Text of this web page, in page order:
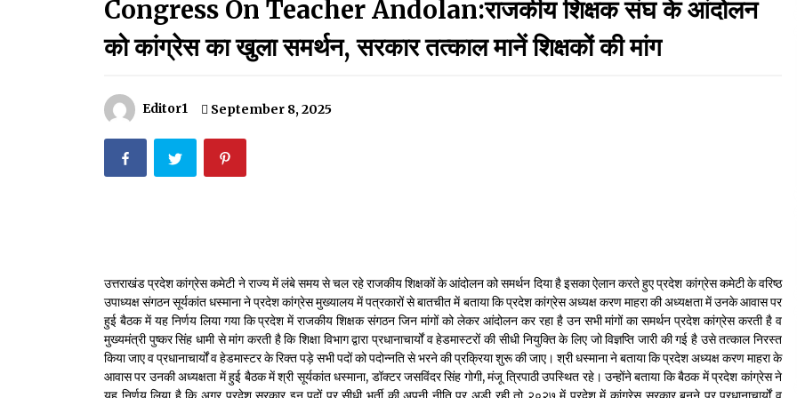
मदरसों का नाम अब्दुल कलाम के नाम पर रखने की घोषणा
December 18, 2023
September 7, 2023
May 14, 2022
Congress On Teacher Andolan:राजकीय शिक्षक संघ के आंदोलन
को कांग्रेस का खुला समर्थन, सरकार तत्काल मानें शिक्षकों की मांग
Editor1 September 8, 2025
उत्तराखंड प्रदेश कांग्रेस कमेटी ने राज्य में लंबे समय से चल रहे राजकीय शिक्षकों के आंदोलन को समर्थन दिया है इसका ऐलान करते हुए प्रदेश कांग्रेस कमेटी के वरिष्ठ
उपाध्यक्ष संगठन सूर्यकांत धस्माना ने प्रदेश कांग्रेस मुख्यालय में पत्रकारों से बातचीत में बताया कि प्रदेश कांग्रेस अध्यक्ष करण माहरा की अध्यक्षता में उनके आवास पर
हुई बैठक में यह निर्णय लिया गया कि प्रदेश में राजकीय शिक्षक संगठन जिन मांगों को लेकर आंदोलन कर रहा है उन सभी मांगों का समर्थन प्रदेश कांग्रेस करती है व
मुख्यमंत्री पुष्कर सिंह धामी से मांग करती है कि शिक्षा विभाग द्वारा प्रधानाचार्यों व हेडमास्टरों की सीधी नियुक्ति के लिए जो विज्ञप्ति जारी की गई है उसे तत्काल निरस्त
किया जाए व प्रधानाचार्यों व हेडमास्टर के रिक्त पड़े सभी पदों को पदोन्नति से भरने की प्रक्रिया शुरू की जाए। श्री धस्माना ने बताया कि प्रदेश अध्यक्ष करण माहरा के
आवास पर उनकी अध्यक्षता में हुई बैठक में श्री सूर्यकांत धस्माना, डॉक्टर जसविंदर सिंह गोगी, मंजू त्रिपाठी उपस्थित रहे। उन्होंने बताया कि बैठक में प्रदेश कांग्रेस ने